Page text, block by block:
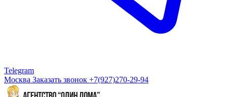
Telegram
Москва Заказать звонок +7(927)270-29-94